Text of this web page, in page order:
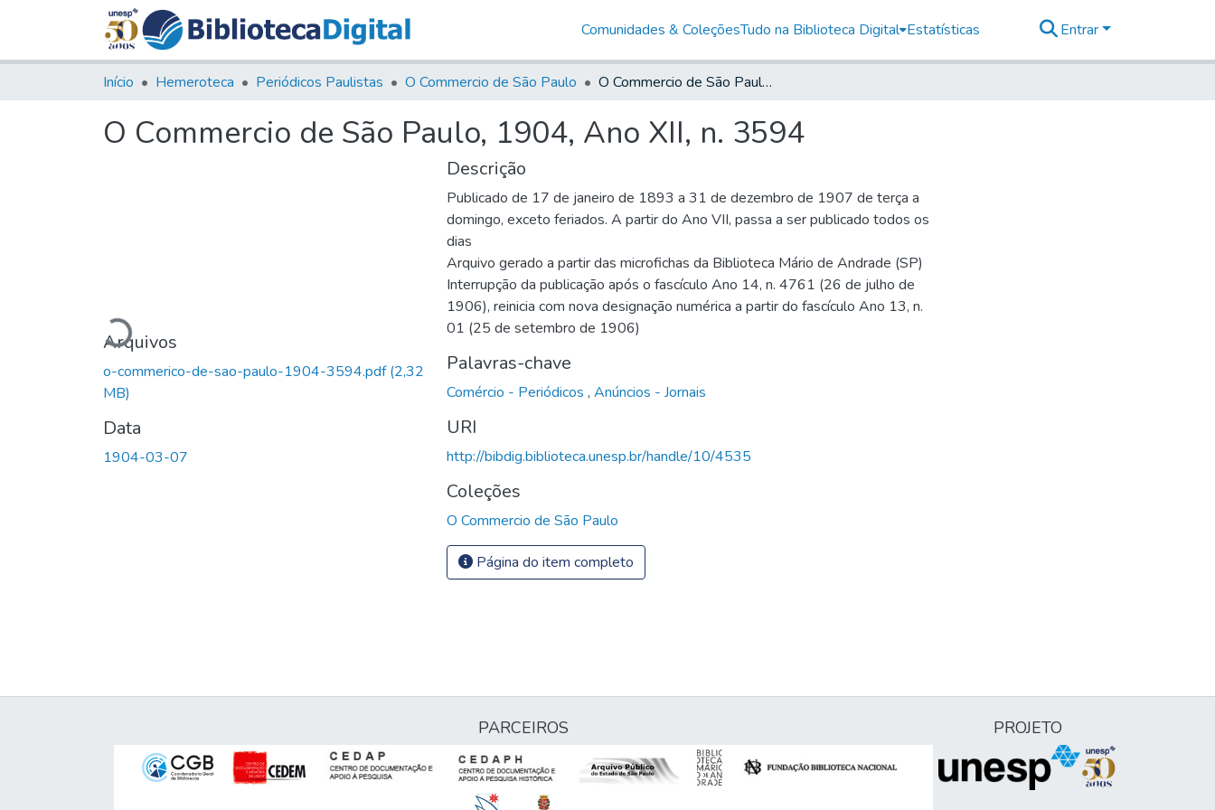
Comunidades & ColeçõesTudo na Biblioteca Digital Estatísticas Entrar
Início Hemeroteca Periódicos Paulistas O Commercio de São Paulo O Commercio de São Paulo, 1904, Ano XII, n. 3594
O Commercio de São Paulo, 1904, Ano XII, n. 3594
Carregando...
Arquivos
o-commerico-de-sao-paulo-1904-3594.pdf(2,32
MB)
Data
1904-03-07
Descrição
Publicado de 17 de janeiro de 1893 a 31 de dezembro de 1907 de terça a
domingo, exceto feriados. A partir do Ano VII, passa a ser publicado todos os
dias
Arquivo gerado a partir das microfichas da Biblioteca Mário de Andrade (SP)
Interrupção da publicação após o fascículo Ano 14, n. 4761 (26 de julho de
1906), reinicia com nova designação numérica a partir do fascículo Ano 13, n.
01 (25 de setembro de 1906)
Palavras-chave
Comércio - Periódicos , Anúncios - Jornais
URI
http://bibdig.biblioteca.unesp.br/handle/10/4535
Coleções
O Commercio de São Paulo
Página do item completo
PARCEIROS PROJETO